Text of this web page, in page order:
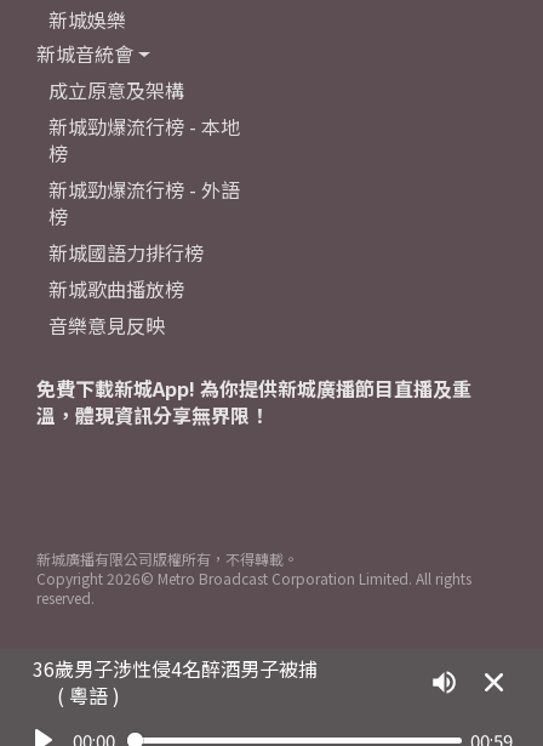
36歲男子涉性侵4名醉酒男子被捕
( 粵語 )
00:00 00:59
新城娛樂
新城音統會
成立原意及架構
新城勁爆流行榜 - 本地
榜
新城勁爆流行榜 - 外語
榜
新城國語力排行榜
新城歌曲播放榜
音樂意見反映
免費下載新城App! 為你提供新城廣播節目直播及重
溫，體現資訊分享無界限！
新城廣播有限公司版權所有，不得轉載。
Copyright 2026© Metro Broadcast Corporation Limited. All rights
reserved.